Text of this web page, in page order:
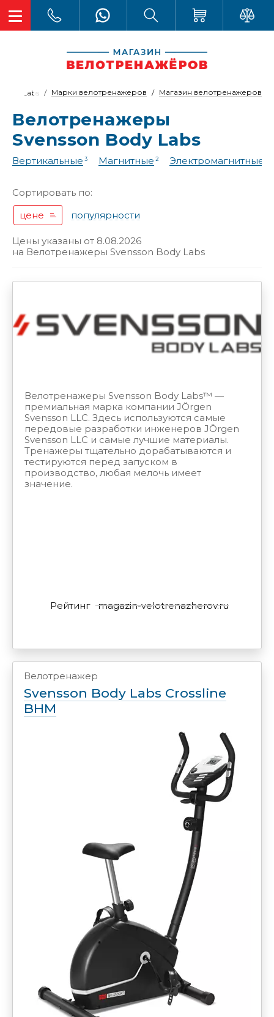
Магазин велотренажеров
Марки велотренажеров
Body Labs
Велотренажеры
Svensson Body Labs
Вертикальные 3 Магнитные 2 Электромагнитные
Сортировать по:
цене
популярности
Цены указаны от 8.08.2026
на Велотренажеры Svensson Body Labs
Велотренажеры Svensson Body Labs™ —
премиальная марка компании JÖrgen
Svensson LLC. Здесь используются самые
передовые разработки инженеров JÖrgen
Svensson LLC и самые лучшие материалы.
Тренажеры тщательно дорабатываются и
тестируются перед запуском в
производство, любая мелочь имеет
значение.
Рейтинг magazin-velotrenazherov.ru
Велотренажер
Svensson Body Labs Crossline
BHM